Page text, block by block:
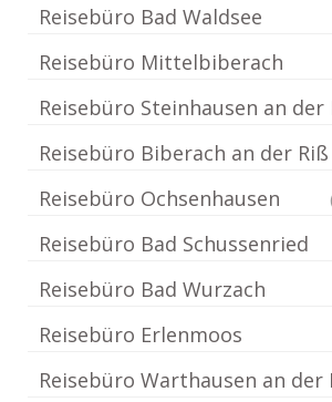
Reisebüro Bad Waldsee
Reisebüro Mittelbiberach
Reisebüro Steinhausen an
Reisebüro Biberach an der Riß
Reisebüro Ochsenhausen
Reisebüro Bad Schussenried
Reisebüro Bad Wurzach
Reisebüro Erlenmoos
Reisebüro Warthausen an der